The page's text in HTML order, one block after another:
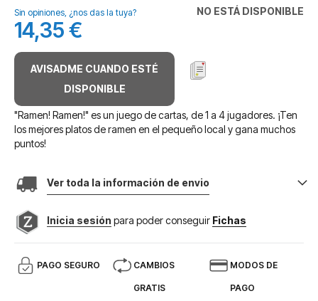
de
la
galería
de
imágenes
NO ESTÁ DISPONIBLE
Sin opiniones, ¿nos das la tuya?
14,35 €
AVISADME CUANDO ESTÉ
DISPONIBLE
"Ramen! Ramen!" es un juego de cartas, de 1 a 4 jugadores. ¡Ten
los mejores platos de ramen en el pequeño local y gana muchos
puntos!
Ver toda la información de envio
Inicia sesión para poder conseguir Fichas
PAGO SEGURO CAMBIOS
GRATIS
MODOS DE
PAGO